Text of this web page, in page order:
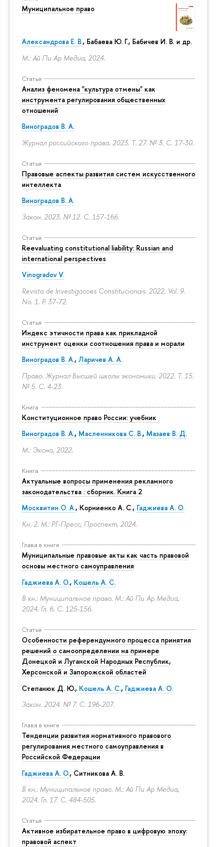
Муниципальное право
Александрова Е. В., Бабаева Ю. Г., Бабичев И. В. и др.
М.: Ай Пи Ар Медиа, 2024.
Статья
Анализ феномена "культура отмены" как
инструмента регулирования общественных
отношений
Виноградов В. А.
Журнал российского права. 2023. Т. 27. № 3. С. 17-30.
Статья
Правовые аспекты развития систем искусственного
интеллекта
Виноградов В. А.
Закон. 2023. № 12. С. 157-166.
Статья
Reevaluating constitutional liability: Russian and
international perspectives
Vinogradov V.
Revista de Investigacoes Constitucionais. 2022. Vol. 9.
No. 1. P. 37-72.
Статья
Индекс этичности права как прикладной
инструмент оценки соотношения права и морали
Виноградов В. А., Ларичев А. А.
Право. Журнал Высшей школы экономики. 2022. Т. 15.
№ 5. С. 4-23.
Книга
Конституционное право России: учебник
Виноградов В. А., Масленникова С. В., Мазаев В. Д.
М.: Эксмо, 2022.
Книга
Актуальные вопросы применения рекламного
законодательства : сборник. Книга 2
Москвитин О. А., Корниенко А. С., Гаджиева А. О.
Кн. 2. М.: РГ-Пресс, Проспект, 2024.
Глава в книге
Муниципальные правовые акты как часть правовой
основы местного самоуправления
Гаджиева А. О., Кошель А. С.
В кн.: Муниципальное право. М.: Ай Пи Ар Медиа,
2024. Гл. 6. С. 125-156.
Статья
Особенности референдумного процесса принятия
решений о самоопределении на примере
Донецкой и Луганской Народных Республик,
Херсонской и Запорожской областей
Степанюк Д. Ю., Кошель А. С., Гаджиева А. О.
Закон. 2024. № 7. С. 196-207.
Глава в книге
Тенденции развития нормативного правового
регулирования местного самоуправления в
Российской Федерации
Гаджиева А. О., Ситникова А. В.
В кн.: Муниципальное право. М.: Ай Пи Ар Медиа,
2024. Гл. 17. С. 484-505.
Статья
Активное избирательное право в цифровую эпоху:
правовой аспект